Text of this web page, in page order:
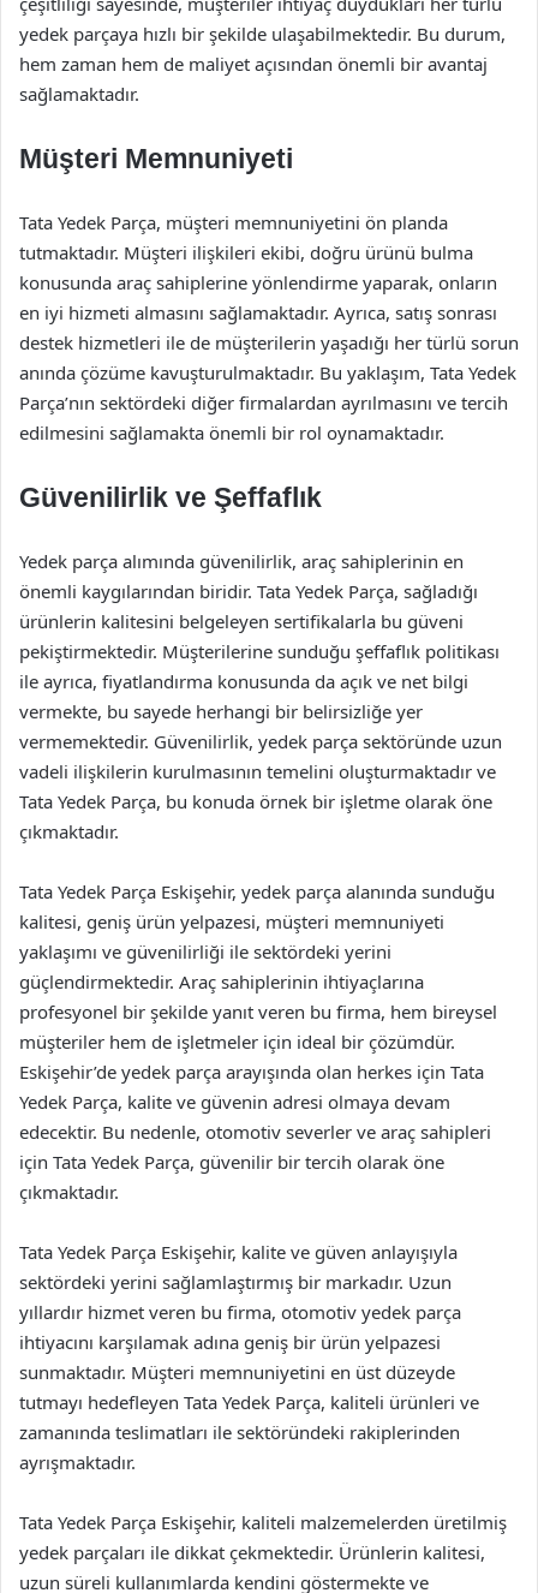
yedek parçaya hızlı bir şekilde ulaşabilmektedir. Bu durum,
hem zaman hem de maliyet açısından önemli bir avantaj
sağlamaktadır.
Müşteri Memnuniyeti
Tata Yedek Parça, müşteri memnuniyetini ön planda
tutmaktadır. Müşteri ilişkileri ekibi, doğru ürünü bulma
konusunda araç sahiplerine yönlendirme yaparak, onların
en iyi hizmeti almasını sağlamaktadır. Ayrıca, satış sonrası
destek hizmetleri ile de müşterilerin yaşadığı her türlü sorun
anında çözüme kavuşturulmaktadır. Bu yaklaşım, Tata Yedek
Parça’nın sektördeki diğer firmalardan ayrılmasını ve tercih
edilmesini sağlamakta önemli bir rol oynamaktadır.
Güvenilirlik ve Şeffaflık
Yedek parça alımında güvenilirlik, araç sahiplerinin en
önemli kaygılarından biridir. Tata Yedek Parça, sağladığı
ürünlerin kalitesini belgeleyen sertifikalarla bu güveni
pekiştirmektedir. Müşterilerine sunduğu şeffaflık politikası
ile ayrıca, fiyatlandırma konusunda da açık ve net bilgi
vermekte, bu sayede herhangi bir belirsizliğe yer
vermemektedir. Güvenilirlik, yedek parça sektöründe uzun
vadeli ilişkilerin kurulmasının temelini oluşturmaktadır ve
Tata Yedek Parça, bu konuda örnek bir işletme olarak öne
çıkmaktadır.
Tata Yedek Parça Eskişehir, yedek parça alanında sunduğu
kalitesi, geniş ürün yelpazesi, müşteri memnuniyeti
yaklaşımı ve güvenilirliği ile sektördeki yerini
güçlendirmektedir. Araç sahiplerinin ihtiyaçlarına
profesyonel bir şekilde yanıt veren bu firma, hem bireysel
müşteriler hem de işletmeler için ideal bir çözümdür.
Eskişehir’de yedek parça arayışında olan herkes için Tata
Yedek Parça, kalite ve güvenin adresi olmaya devam
edecektir. Bu nedenle, otomotiv severler ve araç sahipleri
için Tata Yedek Parça, güvenilir bir tercih olarak öne
çıkmaktadır.
Tata Yedek Parça Eskişehir, kalite ve güven anlayışıyla
sektördeki yerini sağlamlaştırmış bir markadır. Uzun
yıllardır hizmet veren bu firma, otomotiv yedek parça
ihtiyacını karşılamak adına geniş bir ürün yelpazesi
sunmaktadır. Müşteri memnuniyetini en üst düzeyde
tutmayı hedefleyen Tata Yedek Parça, kaliteli ürünleri ve
zamanında teslimatları ile sektöründeki rakiplerinden
ayrışmaktadır.
Tata Yedek Parça Eskişehir, kaliteli malzemelerden üretilmiş
yedek parçaları ile dikkat çekmektedir. Ürünlerin kalitesi,
uzun süreli kullanımlarda kendini göstermekte ve